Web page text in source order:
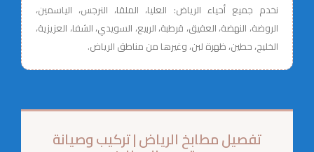
نخدم جميع أحياء الرياض: العليا، الملقا، النرجس، الياسمين،
الروضة، النهضة، العقيق، قرطبة، الربيع، السويدي، الشفا، العزيزية،
الخليج، حطين، ظهرة لبن، وغيرها من مناطق الرياض.
تفصيل مطابخ الرياض | تركيب وصيانة